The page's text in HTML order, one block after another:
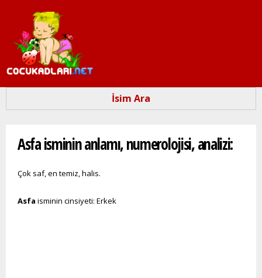
İsim Ara
Asfa isminin anlamı, numerolojisi, analizi:
Çok saf, en temiz, halis.
Asfa isminin cinsiyeti: Erkek